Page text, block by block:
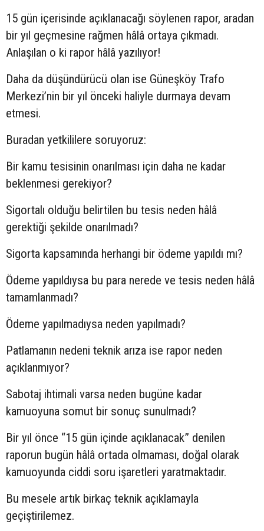
15 gün içerisinde açıklanacağı söylenen rapor, aradan
bir yıl geçmesine rağmen hâlâ ortaya çıkmadı.
Anlaşılan o ki rapor hâlâ yazılıyor!
Daha da düşündürücü olan ise Güneşköy Trafo
Merkezi’nin bir yıl önceki haliyle durmaya devam
etmesi.
Buradan yetkililere soruyoruz:
Bir kamu tesisinin onarılması için daha ne kadar
beklenmesi gerekiyor?
Sigortalı olduğu belirtilen bu tesis neden hâlâ
gerektiği şekilde onarılmadı?
Sigorta kapsamında herhangi bir ödeme yapıldı mı?
Ödeme yapıldıysa bu para nerede ve tesis neden hâlâ
tamamlanmadı?
Ödeme yapılmadıysa neden yapılmadı?
Patlamanın nedeni teknik arıza ise rapor neden
açıklanmıyor?
Sabotaj ihtimali varsa neden bugüne kadar
kamuoyuna somut bir sonuç sunulmadı?
Bir yıl önce “15 gün içinde açıklanacak” denilen
raporun bugün hâlâ ortada olmaması, doğal olarak
kamuoyunda ciddi soru işaretleri yaratmaktadır.
Bu mesele artık birkaç teknik açıklamayla
geçiştirilemez.